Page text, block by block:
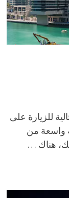
للزيارة على
واسعة من
هناك …